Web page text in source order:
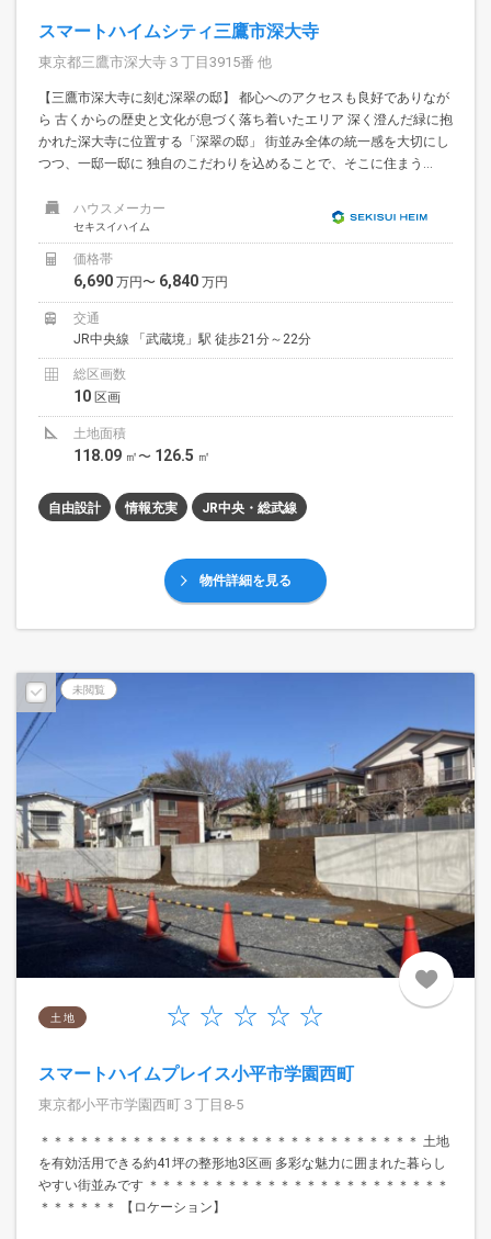
スマートハイムシティ三鷹市深大寺
東京都三鷹市深大寺３丁目3915番 他
【三鷹市深大寺に刻む深翠の邸】 都心へのアクセスも良好でありなが
ら 古くからの歴史と文化が息づく落ち着いたエリア 深く澄んだ緑に抱
かれた深大寺に位置する「深翠の邸」 街並み全体の統一感を大切にし
つつ、一邸一邸に 独自のこだわりを込めることで、そこに住まう...
ハウスメーカー
セキスイハイム
価格帯
6,690 万円〜 6,840 万円
交通
JR中央線 「武蔵境」駅 徒歩21分～22分
総区画数
10 区画
土地面積
118.09 ㎡〜 126.5 ㎡
自由設計 情報充実 JR中央・総武線
物件詳細を見る
未閲覧
土 地
スマートハイムプレイス小平市学園西町
東京都小平市学園西町３丁目8-5
＊＊＊＊＊＊＊＊＊＊＊＊＊＊＊＊＊＊＊＊＊＊＊＊＊＊＊＊＊ 土地
を有効活用できる約41坪の整形地3区画 多彩な魅力に囲まれた暮らし
やすい街並みです ＊＊＊＊＊＊＊＊＊＊＊＊＊＊＊＊＊＊＊＊＊＊＊
＊＊＊＊＊＊ 【ロケーション】